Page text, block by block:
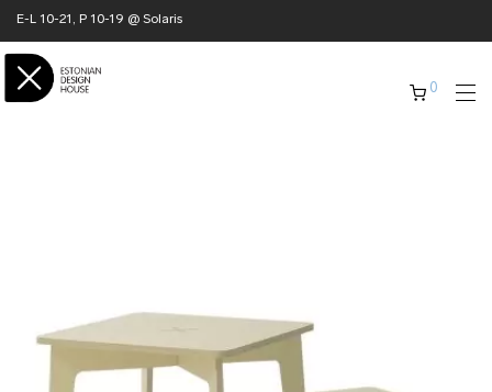
E-L 10-21, P 10-19 @ Solaris
0